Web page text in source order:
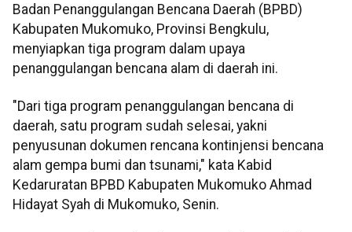
Badan Penanggulangan Bencana Daerah (BPBD)
Kabupaten Mukomuko, Provinsi Bengkulu,
menyiapkan tiga program dalam upaya
penanggulangan bencana alam di daerah ini.
"Dari tiga program penanggulangan bencana di
daerah, satu program sudah selesai, yakni
penyusunan dokumen rencana kontinjensi bencana
alam gempa bumi dan tsunami," kata Kabid
Kedaruratan BPBD Kabupaten Mukomuko Ahmad
Hidayat Syah di Mukomuko, Senin.